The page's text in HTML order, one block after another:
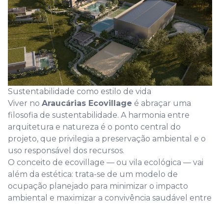
Sustentabilidade como estilo de vida
Viver no Araucárias Ecovillage é abraçar uma
filosofia de sustentabilidade. A harmonia entre
arquitetura e natureza é o ponto central do
projeto, que privilegia a preservação ambiental e o
uso responsável dos recursos.
O conceito de ecovillage — ou vila ecológica — vai
além da estética: trata-se de um modelo de
ocupação planejado para minimizar o impacto
ambiental e maximizar a convivência saudável entre